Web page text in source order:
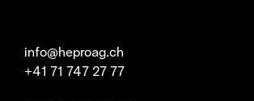
info@heproag.ch
+41 71 747 27 77